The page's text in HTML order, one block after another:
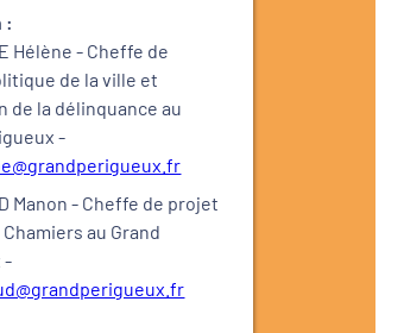
:
Hélène - Cheffe de
de la ville et
de la délinquance au
-
Manon - Cheffe de projet
Chamiers au Grand
-